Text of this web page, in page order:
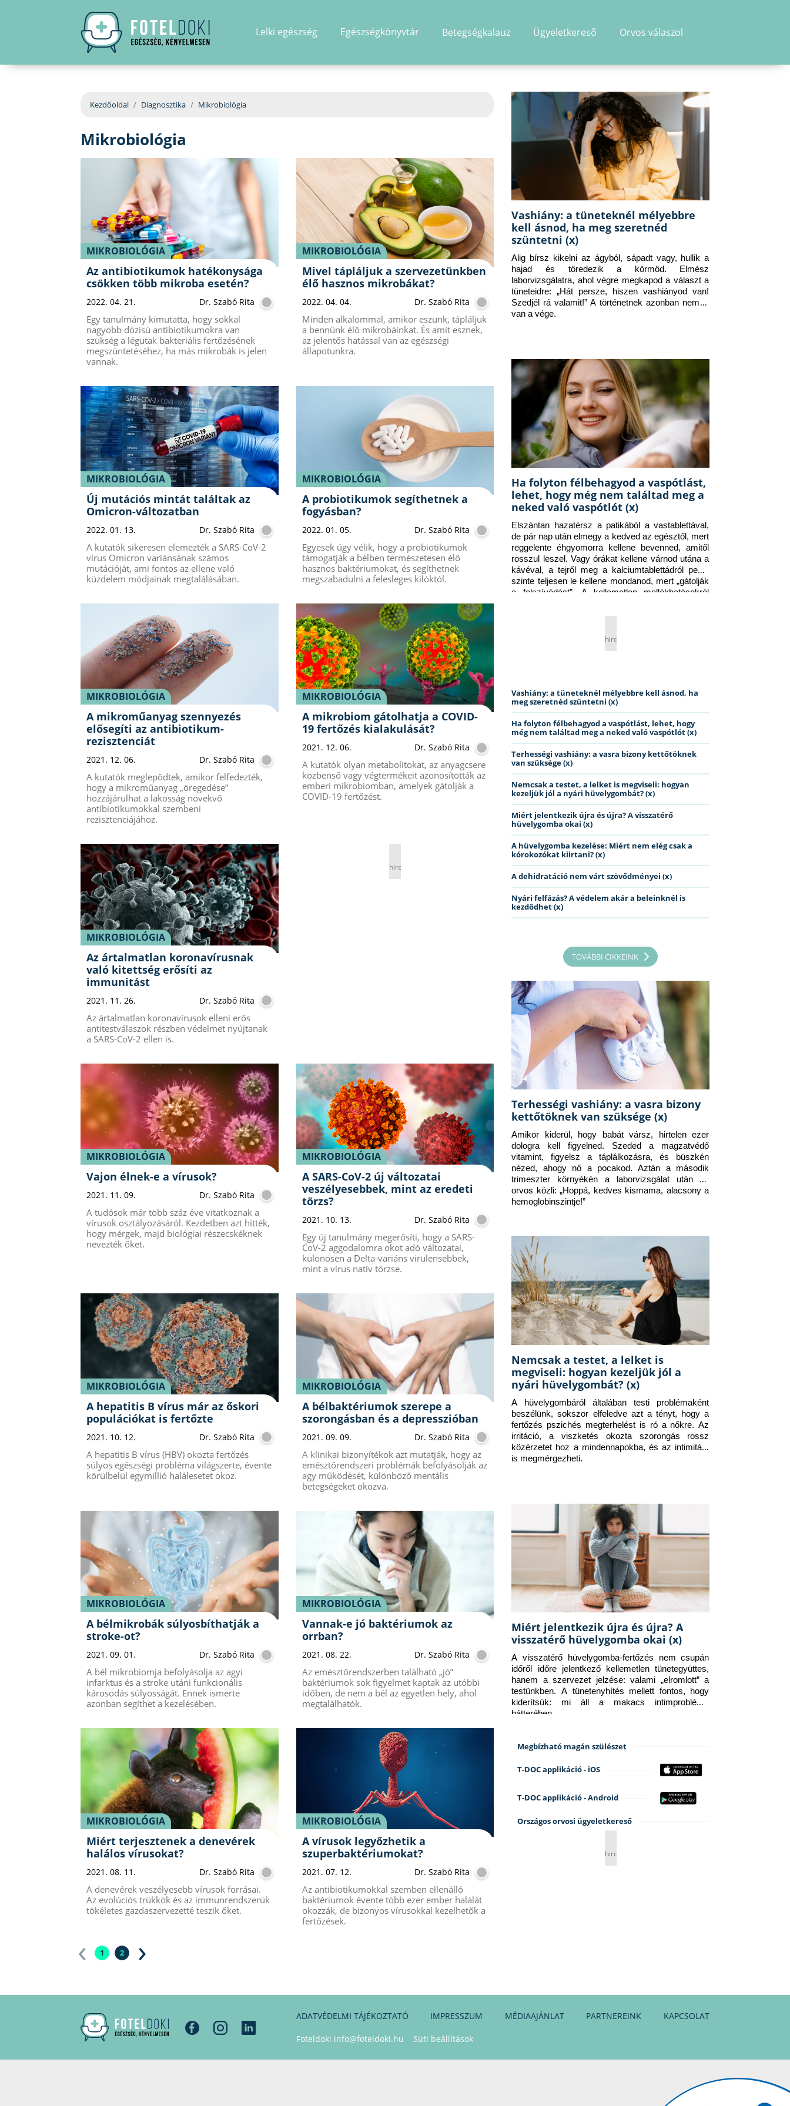
Lelki egészség Egészségkönyvtár Betegségkalauz Ügyeletkereső Orvos válaszol
Kezdőoldal Diagnosztika Mikrobiológia
Mikrobiológia
MIKROBIOLÓGIA
Az antibiotikumok hatékonysága
csökken több mikroba esetén?
2022. 04. 21. Dr. Szabó Rita
Egy tanulmány kimutatta, hogy sokkal
nagyobb dózisú antibiotikumokra van
szükség a légutak bakteriális fertőzésének
megszüntetéséhez, ha más mikrobák is jelen
vannak.
MIKROBIOLÓGIA
Mivel tápláljuk a szervezetünkben
élő hasznos mikrobákat?
2022. 04. 04. Dr. Szabó Rita
Minden alkalommal, amikor eszünk, tápláljuk
a bennünk élő mikrobáinkat. És amit esznek,
az jelentős hatással van az egészségi
állapotunkra.
MIKROBIOLÓGIA
Új mutációs mintát találtak az
Omicron-változatban
2022. 01. 13. Dr. Szabó Rita
A kutatók sikeresen elemezték a SARS-CoV-2
vírus Omicron variánsának számos
mutációját, ami fontos az ellene való
küzdelem módjainak megtalálásában.
MIKROBIOLÓGIA
A probiotikumok segíthetnek a
fogyásban?
2022. 01. 05. Dr. Szabó Rita
Egyesek úgy vélik, hogy a probiotikumok
támogatják a bélben természetesen élő
hasznos baktériumokat, és segíthetnek
megszabadulni a felesleges kilóktól.
MIKROBIOLÓGIA
A mikroműanyag szennyezés
elősegíti az antibiotikum-
rezisztenciát
2021. 12. 06. Dr. Szabó Rita
A kutatók meglepődtek, amikor felfedezték,
hogy a mikroműanyag „öregedése”
hozzájárulhat a lakosság növekvő
antibiotikumokkal szembeni
rezisztenciájához.
MIKROBIOLÓGIA
A mikrobiom gátolhatja a COVID-
19 fertőzés kialakulását?
2021. 12. 06. Dr. Szabó Rita
A kutatók olyan metabolitokat, az anyagcsere
közbenső vagy végtermékeit azonosították az
emberi mikrobiomban, amelyek gátolják a
COVID-19 fertőzést.
MIKROBIOLÓGIA
Az ártalmatlan koronavírusnak
való kitettség erősíti az
immunitást
2021. 11. 26. Dr. Szabó Rita
Az ártalmatlan koronavírusok elleni erős
antitestválaszok részben védelmet nyújtanak
a SARS-CoV-2 ellen is.
hirdetés
MIKROBIOLÓGIA
Vajon élnek-e a vírusok?
2021. 11. 09. Dr. Szabó Rita
A tudósok már több száz éve vitatkoznak a
vírusok osztályozásáról. Kezdetben azt hitték,
hogy mérgek, majd biológiai részecskéknek
nevezték őket.
MIKROBIOLÓGIA
A SARS-CoV-2 új változatai
veszélyesebbek, mint az eredeti
törzs?
2021. 10. 13. Dr. Szabó Rita
Egy új tanulmány megerősíti, hogy a SARS-
CoV-2 aggodalomra okot adó változatai,
különösen a Delta-variáns virulensebbek,
mint a vírus natív törzse.
MIKROBIOLÓGIA
A hepatitis B vírus már az őskori
populációkat is fertőzte
2021. 10. 12. Dr. Szabó Rita
A hepatitis B vírus (HBV) okozta fertőzés
súlyos egészségi probléma világszerte, évente
körülbelül egymillió halálesetet okoz.
MIKROBIOLÓGIA
A bélbaktériumok szerepe a
szorongásban és a depresszióban
2021. 09. 09. Dr. Szabó Rita
A klinikai bizonyítékok azt mutatják, hogy az
emésztőrendszeri problémák befolyásolják az
agy működését, különböző mentális
betegségeket okozva.
MIKROBIOLÓGIA
A bélmikrobák súlyosbíthatják a
stroke-ot?
2021. 09. 01. Dr. Szabó Rita
A bél mikrobiomja befolyásolja az agyi
infarktus és a stroke utáni funkcionális
károsodás súlyosságát. Ennek ismerte
azonban segíthet a kezelésében.
MIKROBIOLÓGIA
Vannak-e jó baktériumok az
orrban?
2021. 08. 22. Dr. Szabó Rita
Az emésztőrendszerben található „jó”
baktériumok sok figyelmet kaptak az utóbbi
időben, de nem a bél az egyetlen hely, ahol
megtalálhatók.
MIKROBIOLÓGIA
Miért terjesztenek a denevérek
halálos vírusokat?
2021. 08. 11. Dr. Szabó Rita
A denevérek veszélyesebb vírusok forrásai.
Az evolúciós trükkök és az immunrendszerük
tökéletes gazdaszervezetté teszik őket.
MIKROBIOLÓGIA
A vírusok legyőzhetik a
szuperbaktériumokat?
2021. 07. 12. Dr. Szabó Rita
Az antibiotikumokkal szemben ellenálló
baktériumok évente több ezer ember halálát
okozzák, de bizonyos vírusokkal kezelhetők a
fertőzések.
‹ 1 2 ›
Vashiány: a tüneteknél mélyebbre
kell ásnod, ha meg szeretnéd
szüntetni (x)
Alig bírsz kikelni az ágyból, sápadt vagy, hullik a
hajad és töredezik a körmöd. Elmész
laborvizsgálatra, ahol végre megkapod a választ a
tüneteidre: „Hát persze, hiszen vashiányod van!
Szedjél rá valamit!” A történetnek azonban nem itt
van a vége.
Ha folyton félbehagyod a vaspótlást,
lehet, hogy még nem találtad meg a
neked való vaspótlót (x)
Elszántan hazatérsz a patikából a vastablettával,
de pár nap után elmegy a kedved az egésztől, mert
reggelente éhgyomorra kellene bevenned, amitől
rosszul leszel. Vagy órákat kellene várnod utána a
kávéval, a tejről meg a kalciumtablettádról pedig
szinte teljesen le kellene mondanod, mert „gátolják
a felszívódást”. A kellemetlen mellékhatásokról
hirdetés
Vashiány: a tüneteknél mélyebbre kell ásnod, ha
meg szeretnéd szüntetni (x)
Ha folyton félbehagyod a vaspótlást, lehet, hogy
még nem találtad meg a neked való vaspótlót (x)
Terhességi vashiány: a vasra bizony kettőtöknek
van szüksége (x)
Nemcsak a testet, a lelket is megviseli: hogyan
kezeljük jól a nyári hüvelygombát? (x)
Miért jelentkezik újra és újra? A visszatérő
hüvelygomba okai (x)
A hüvelygomba kezelése: Miért nem elég csak a
kórokozókat kiirtani? (x)
A dehidratáció nem várt szövődményei (x)
Nyári felfázás? A védelem akár a beleinknél is
kezdődhet (x)
TOVÁBBI CIKKEINK
Terhességi vashiány: a vasra bizony
kettőtöknek van szüksége (x)
Amikor kiderül, hogy babát vársz, hirtelen ezer
dologra kell figyelned. Szeded a magzatvédő
vitamint, figyelsz a táplálkozásra, és büszkén
nézed, ahogy nő a pocakod. Aztán a második
trimeszter környékén a laborvizsgálat után az
orvos közli: „Hoppá, kedves kismama, alacsony a
hemoglobinszintje!”
Nemcsak a testet, a lelket is
megviseli: hogyan kezeljük jól a
nyári hüvelygombát? (x)
A hüvelygombáról általában testi problémaként
beszélünk, sokszor elfeledve azt a tényt, hogy a
fertőzés pszichés megterhelést is ró a nőkre. Az
irritáció, a viszketés okozta szorongás rossz
közérzetet hoz a mindennapokba, és az intimitást
is megmérgezheti.
Miért jelentkezik újra és újra? A
visszatérő hüvelygomba okai (x)
A visszatérő hüvelygomba-fertőzés nem csupán
időről időre jelentkező kellemetlen tünetegyüttes,
hanem a szervezet jelzése: valami „elromlott” a
testünkben. A tünetenyhítés mellett fontos, hogy
kiderítsük: mi áll a makacs intimprobléma
hátterében.
Megbízható magán szülészet
T-DOC applikáció - iOS
T-DOC applikáció - Android
Országos orvosi ügyeletkereső
hirdetés
ADATVÉDELMI TÁJÉKOZTATÓ IMPRESSZUM MÉDIAAJÁNLAT PARTNEREINK KAPCSOLAT
Foteldoki info@foteldoki.hu Süti beállítások